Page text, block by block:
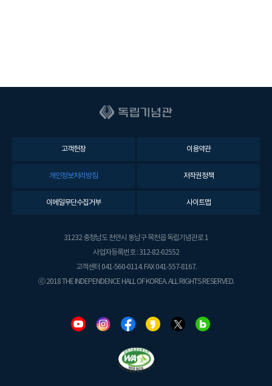
고객헌장 이용약관
개인정보처리방침 저작권정책
이메일무단수집거부 사이트맵
31232 충청남도 천안시 동남구 목천읍 독립기념관로 1
사업자등록번호 : 312-82-02552
고객센터 041-560-0114. FAX 041-557-8167.
ⓒ 2018 THE INDEPENDENCE HALL OF KOREA. ALL RIGHTS RESERVED.